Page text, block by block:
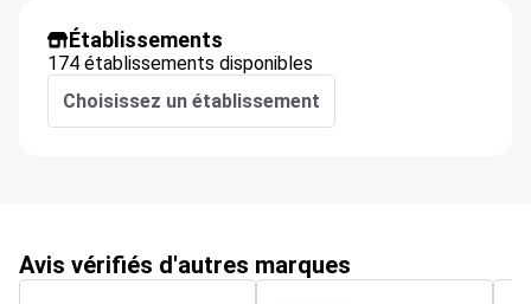
Établissements
174 établissements disponibles
Choisissez un établissement
Avis vérifiés d'autres marques